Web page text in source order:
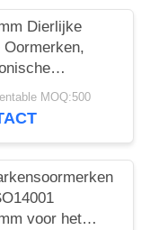
Dierlijke
Oormerken,
5 van RFID
Kleuren
MOQ:500
voor het